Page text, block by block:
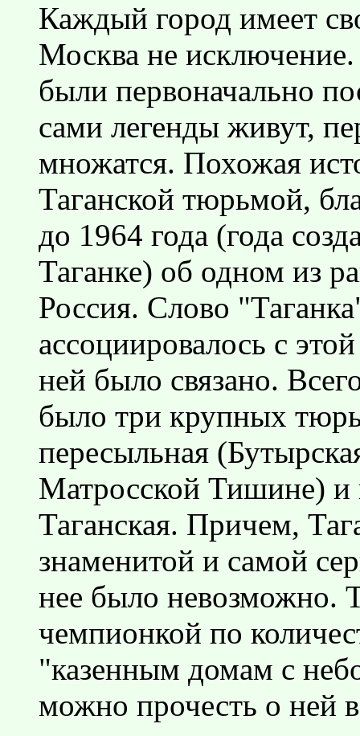
Каждый город имеет
Москва не
были первоначально
сами легенды живут,
множатся. Похожая
Таганской тюрьмой,
до 1964 года (года
Таганке) об одном из
Россия. Слово
ассоциировалось с
ней было связано.
было три крупных
пересыльная
Матросской Тишине) и
Таганская. Причем,
знаменитой и самой
нее было невозможно.
чемпионкой по
"казенным домам с
можно прочесть о ней